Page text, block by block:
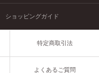
ショッピングガイド
特定商取引法
よくあるご質問